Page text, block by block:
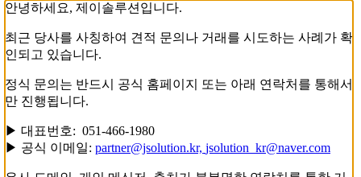
안녕하세요, 제이솔루션입니다.
최근 당사를 사칭하여 견적 문의나 거래를 시도하는 사례가 확
인되고 있습니다.
정식 문의는 반드시 공식 홈페이지 또는 아래 연락처를 통해서
만 진행됩니다.
▶ 대표번호: 051-466-1980
▶ 공식 이메일: partner@jsolution.kr, jsolution_kr@naver.com